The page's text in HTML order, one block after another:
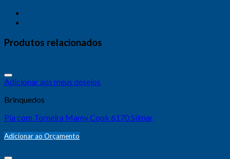
Produtos relacionados
Adicionar aos meus desejos
Brinquedos
Pia com Torneira Mamy Cook 6170 Silmar
Adicionar ao Orçamento